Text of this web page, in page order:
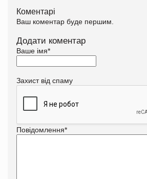
Коментарі
Ваш коментар буде першим.
Додати коментар
Ваше імя*
Захист від спаму
Повідомлення*